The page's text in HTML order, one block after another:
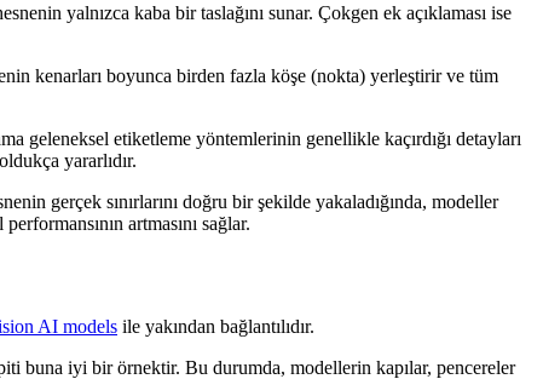
yalnızca kaba bir taslağını sunar. Çokgen ek açıklaması ise
kenarları boyunca birden fazla köşe (nokta) yerleştirir ve tüm
geleneksel etiketleme yöntemlerinin genellikle kaçırdığı detayları
yararlıdır.
gerçek sınırlarını doğru bir şekilde yakaladığında, modeller
artmasını sağlar.
AI models ile yakından bağlantılıdır.
buna iyi bir örnektir. Bu durumda, modellerin kapılar, pencereler